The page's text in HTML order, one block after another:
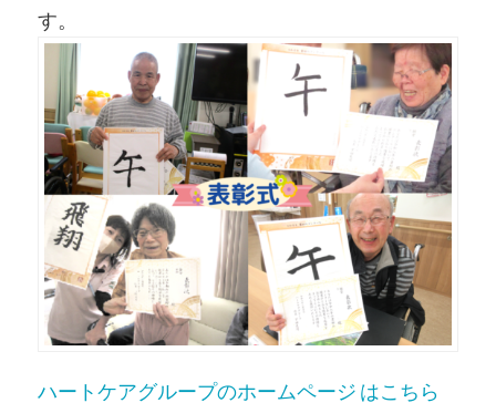
す。
ハートケアグループのホームページ はこちら